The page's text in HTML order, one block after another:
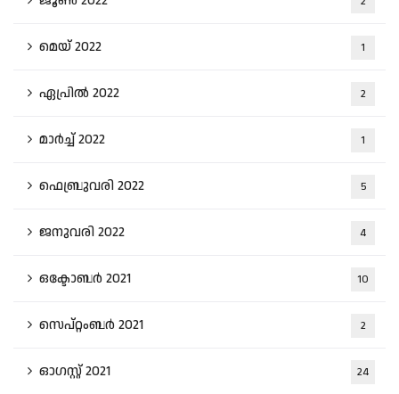
മെയ്‌ 2022 1
ഏപ്രിൽ 2022 2
മാർച്ച്‌ 2022 1
ഫെബ്രുവരി 2022 5
ജനുവരി 2022 4
ഒക്ടോബർ 2021 10
സെപ്റ്റംബർ 2021 2
ഓഗസ്റ്റ്‌ 2021 24